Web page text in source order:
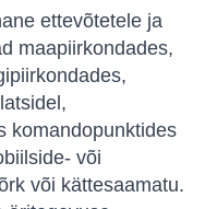
ettevõtetele ja
maapiirkondades,
komandopunktides
või
või kättesaamatu.